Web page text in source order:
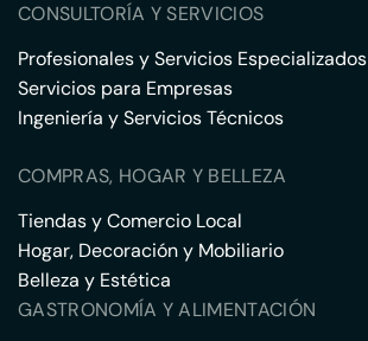
CONSULTORÍA Y SERVICIOS
Profesionales y Servicios Especializados
Servicios para Empresas
Ingeniería y Servicios Técnicos
COMPRAS, HOGAR Y BELLEZA
Tiendas y Comercio Local
Hogar, Decoración y Mobiliario
Belleza y Estética
GASTRONOMÍA Y ALIMENTACIÓN